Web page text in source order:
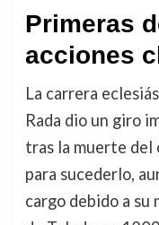
Primeras
acciones
La carrera
Rada dio un giro
tras la muerte del
para sucederlo,
cargo debido a su